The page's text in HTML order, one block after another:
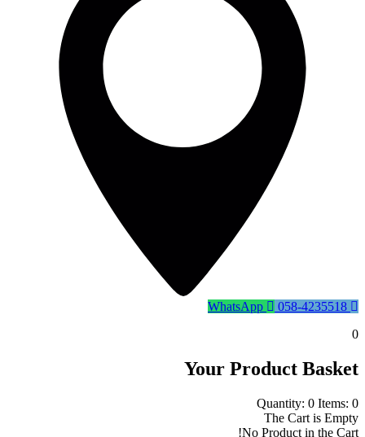
0
Your Product Basket
Quantity: 0 Items: 0
The Cart is Empty
No Product in the Cart!